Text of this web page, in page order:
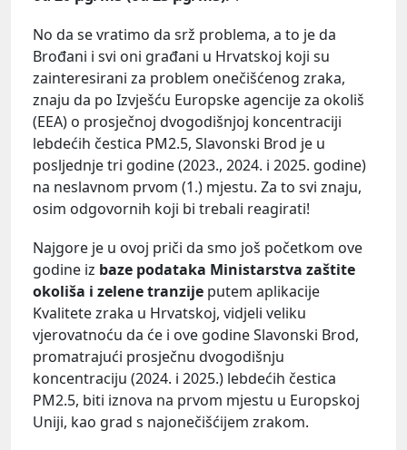
No da se vratimo da srž problema, a to je da
Brođani i svi oni građani u Hrvatskoj koji su
zainteresirani za problem onečišćenog zraka,
znaju da po Izvješću Europske agencije za okoliš
(EEA) o prosječnoj dvogodišnjoj koncentraciji
lebdećih čestica PM2.5, Slavonski Brod je u
posljednje tri godine (2023., 2024. i 2025. godine)
na neslavnom prvom (1.) mjestu. Za to svi znaju,
osim odgovornih koji bi trebali reagirati!
Najgore je u ovoj priči da smo još početkom ove
godine iz baze podataka Ministarstva zaštite
okoliša i zelene tranzije putem aplikacije
Kvalitete zraka u Hrvatskoj, vidjeli veliku
vjerovatnoću da će i ove godine Slavonski Brod,
promatrajući prosječnu dvogodišnju
koncentraciju (2024. i 2025.) lebdećih čestica
PM2.5, biti iznova na prvom mjestu u Europskoj
Uniji, kao grad s najonečišćijem zrakom.